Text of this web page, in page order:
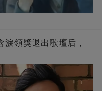
領獎退出歌壇后，